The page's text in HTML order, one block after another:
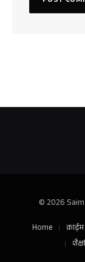
© 2026
Home
क्राईम